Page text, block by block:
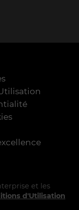
et les
d'Utilisation